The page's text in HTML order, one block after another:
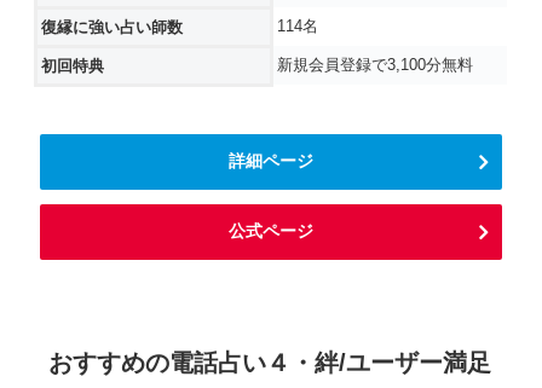
復縁に強い占い師数 114名
初回特典 新規会員登録で3,100分無料
詳細ページ
公式ページ
おすすめの電話占い４・絆/ユーザー満足